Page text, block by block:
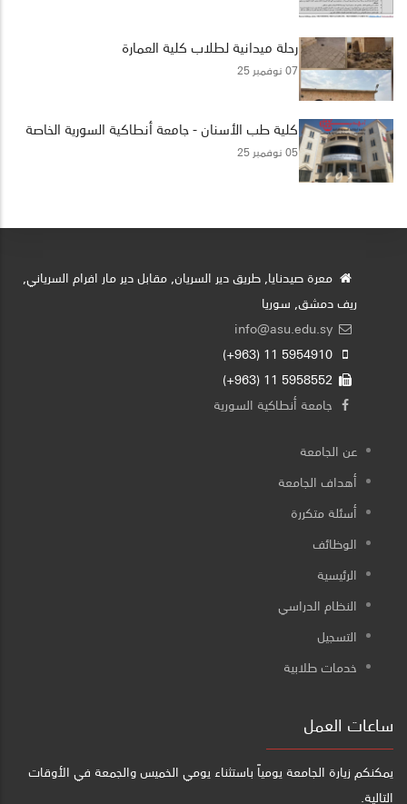
رحلة ميدانية لطلاب كلية العمارة
07 نوفمبر 25
كلية طب الأسنان - جامعة أنطاكية السورية الخاصة
05 نوفمبر 25
معرة صيدنايا, طريق دير السريان, مقابل دير مار افرام السرياني,
ريف دمشق, سوريا
جامعة أنطاكية السورية
عن الجامعة
أهداف الجامعة
أسئلة متكررة
الوظائف
الرئيسية
النظام الدراسي
التسجيل
خدمات طلابية
ساعات العمل
يمكنكم زيارة الجامعة يومياً باستثناء يومي الخميس والجمعة في الأوقات
التالية.